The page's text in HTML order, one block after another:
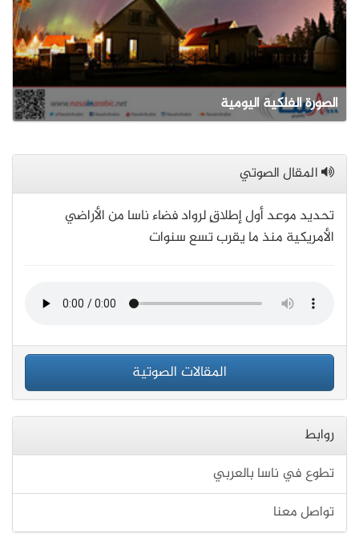
الصورة الفلكية اليومية
المقال الصوتي
تحديد موعد أول إطلاقٍ لرواد فضاء ناسا من الأراضي
الأمريكية منذ ما يقرب تسع سنوات
المقالات الصوتية
روابط
تطوع في ناسا بالعربي
تواصل معنا